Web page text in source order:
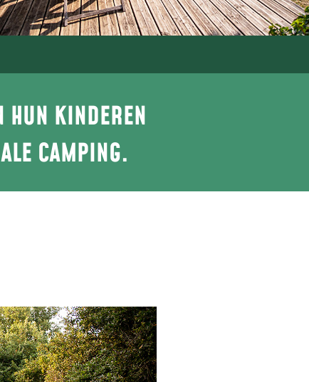
HUN KINDEREN
CAMPING.